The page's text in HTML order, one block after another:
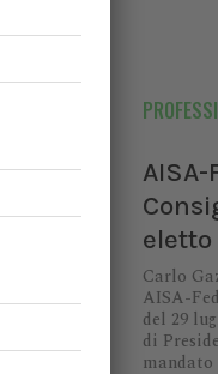
AISA-
luglio,
eletto
Carlo
AISA-
del 29
di
mandato